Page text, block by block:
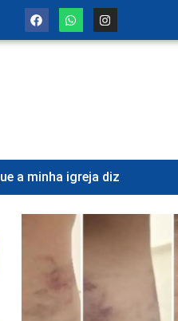
a minha igreja diz